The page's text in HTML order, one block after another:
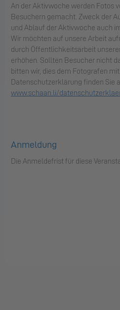
An der Aktivwoche werden Fotos
Besuchern gemacht. Zweck der
und Ablauf der Aktivwoche auch
Wir möchten auf unsere Arbeit
durch Öffentlichkeitsarbeit
erhöhen. Sollten Besucher nicht
bitten wir, dies dem Fotografen
Datenschutzerklärung finden Sie
www.schaan.li/
Anmeldung
Die Anmeldefrist für diese